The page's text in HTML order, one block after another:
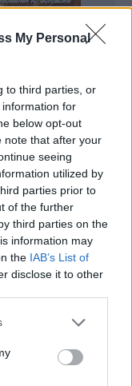
My Personal
to third parties, or
for
below opt-out
note that after your
seeing
utilized by
parties prior to
of the further
third parties on the
information may
the IAB’s List of
disclose it to other
premiär i
sortiment
att vi tyckte att
att satsa på, och
Henok Fentie.
på utländska
i världen. Men
en före detta
och vi ser på
det finns